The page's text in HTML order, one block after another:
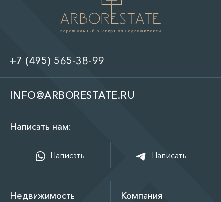
+7 (495) 565-38-99
INFO@ARBORESTATE.RU
Написать нам:
Написать Написать
Недвижимость Компания